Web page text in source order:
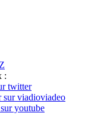
Z
: